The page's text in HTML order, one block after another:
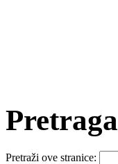
Pretraga
Pretraži ove stranice: